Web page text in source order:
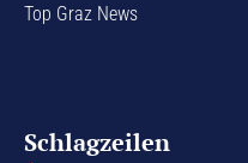
Top Graz News
Schlagzeilen